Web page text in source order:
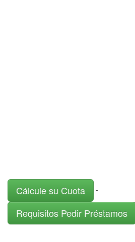
Cálcule su Cuota -
Requisitos Pedir Préstamos